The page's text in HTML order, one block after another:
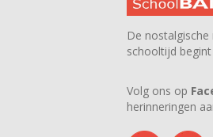
De
schooltijd
Volg ons op
herinneringen